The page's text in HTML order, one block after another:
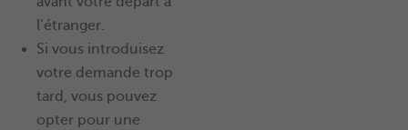
l’étranger.
Si vous introduisez
votre demande trop
tard, vous pouvez
opter pour une